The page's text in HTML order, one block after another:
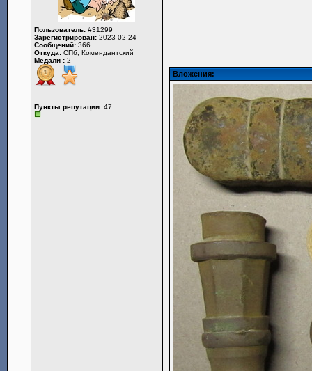
Пользователь: #31299
Зарегистрирован: 2023-02-24
Сообщений: 366
Откуда: СПб, Комендантский
Медали : 2
Пункты репутации: 47
Вложения: